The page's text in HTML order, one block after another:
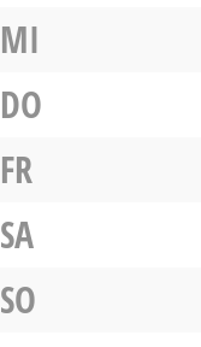
MI
DO
FR
SA
SO